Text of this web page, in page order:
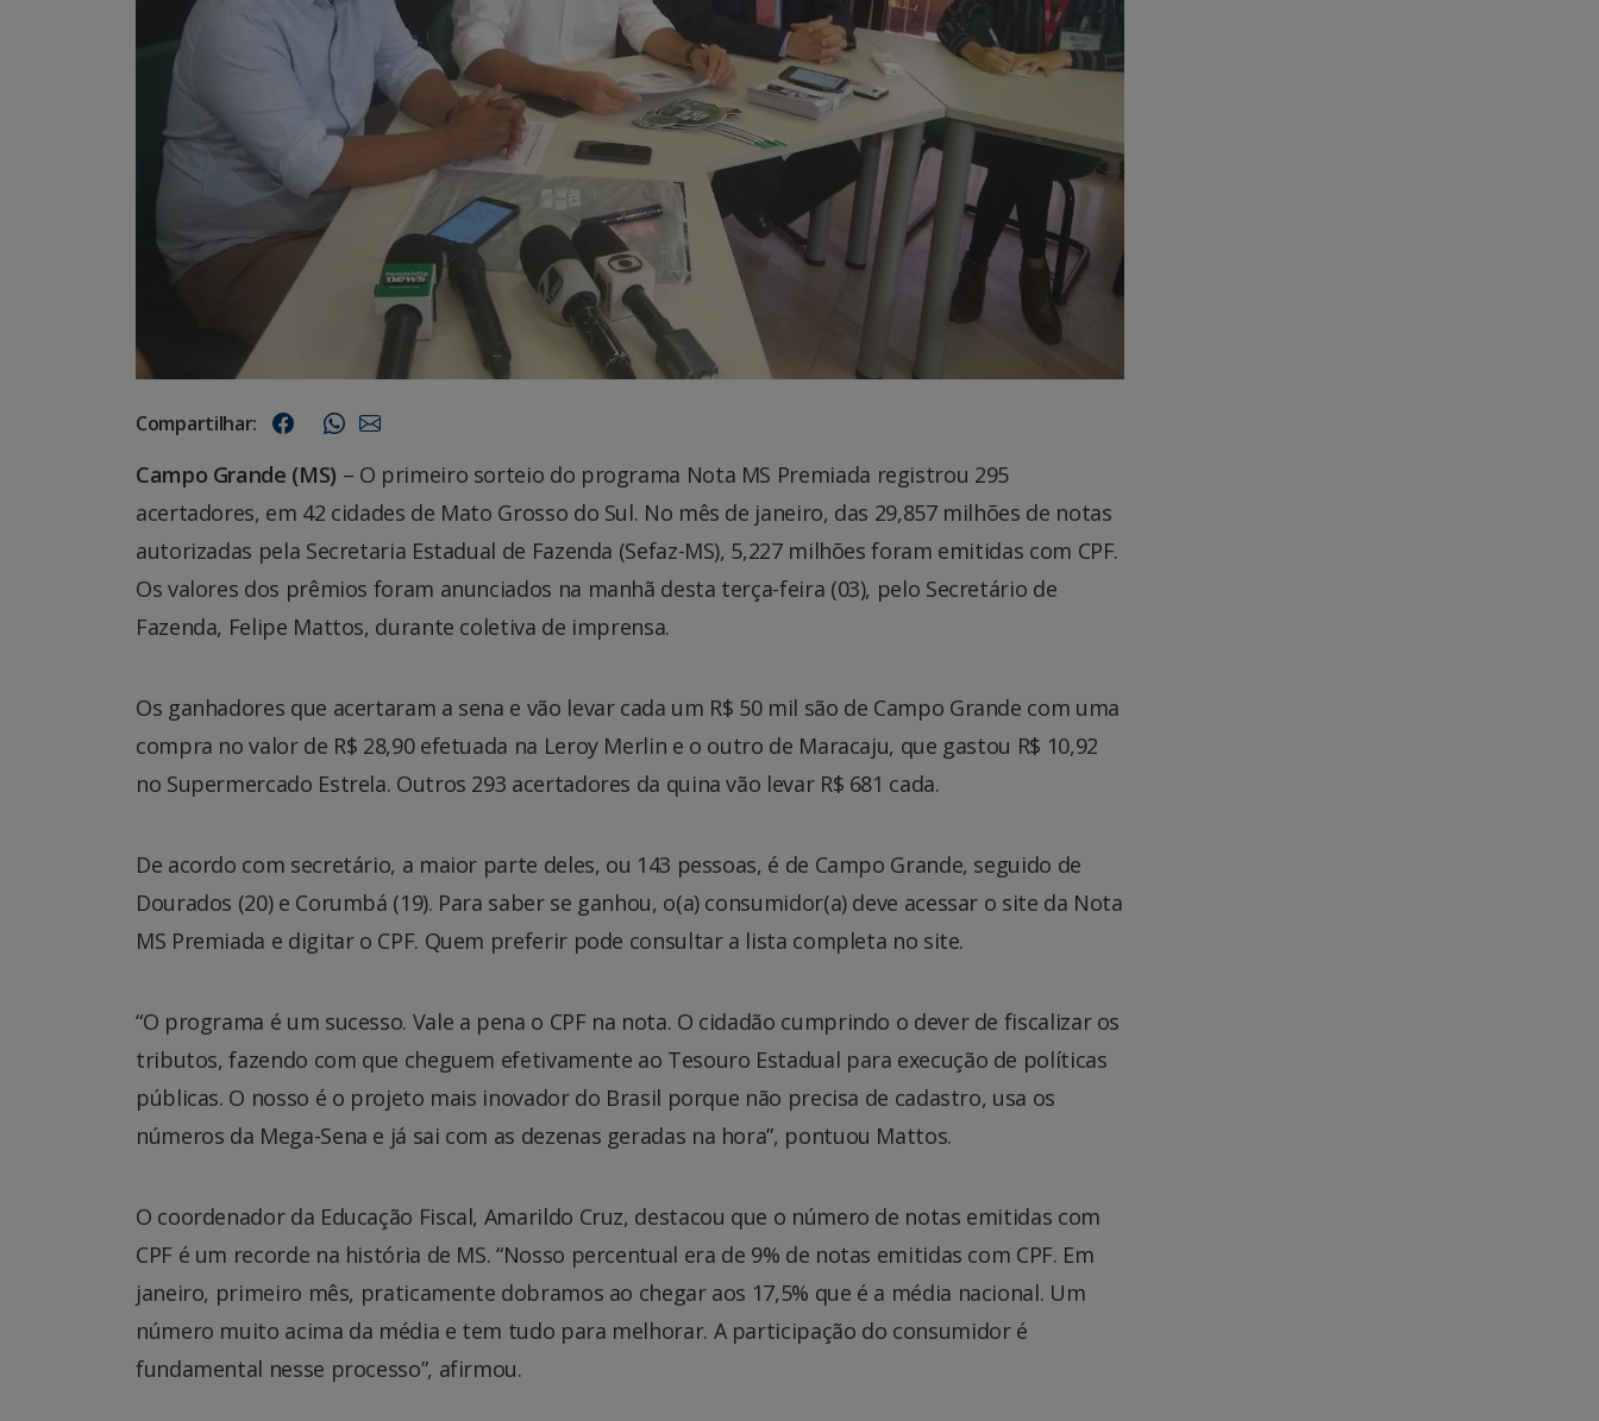
Compartilhar:
Campo Grande (MS) – O primeiro sorteio do programa Nota MS Premiada registrou 295
acertadores, em 42 cidades de Mato Grosso do Sul. No mês de janeiro, das 29,857 milhões de notas
autorizadas pela Secretaria Estadual de Fazenda (Sefaz-MS), 5,227 milhões foram emitidas com CPF.
Os valores dos prêmios foram anunciados na manhã desta terça-feira (03), pelo Secretário de
Fazenda, Felipe Mattos, durante coletiva de imprensa.
Os ganhadores que acertaram a sena e vão levar cada um R$ 50 mil são de Campo Grande com uma
compra no valor de R$ 28,90 efetuada na Leroy Merlin e o outro de Maracaju, que gastou R$ 10,92
no Supermercado Estrela. Outros 293 acertadores da quina vão levar R$ 681 cada.
De acordo com secretário, a maior parte deles, ou 143 pessoas, é de Campo Grande, seguido de
Dourados (20) e Corumbá (19). Para saber se ganhou, o(a) consumidor(a) deve acessar o site da Nota
MS Premiada e digitar o CPF. Quem preferir pode consultar a lista completa no site.
“O programa é um sucesso. Vale a pena o CPF na nota. O cidadão cumprindo o dever de fiscalizar os
tributos, fazendo com que cheguem efetivamente ao Tesouro Estadual para execução de políticas
públicas. O nosso é o projeto mais inovador do Brasil porque não precisa de cadastro, usa os
números da Mega-Sena e já sai com as dezenas geradas na hora”, pontuou Mattos.
O coordenador da Educação Fiscal, Amarildo Cruz, destacou que o número de notas emitidas com
CPF é um recorde na história de MS. “Nosso percentual era de 9% de notas emitidas com CPF. Em
janeiro, primeiro mês, praticamente dobramos ao chegar aos 17,5% que é a média nacional. Um
número muito acima da média e tem tudo para melhorar. A participação do consumidor é
fundamental nesse processo”, afirmou.